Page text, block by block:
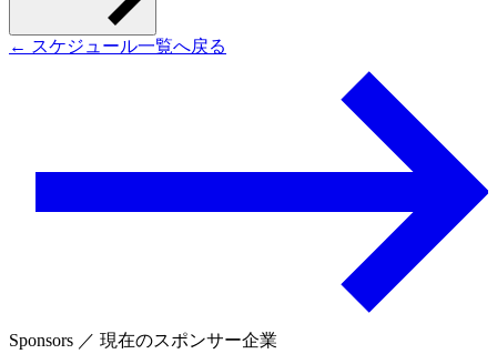
← スケジュール一覧へ戻る
Sponsors ／ 現在のスポンサー企業